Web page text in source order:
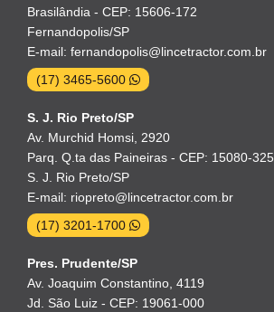
Brasilândia - CEP: 15606-172
Fernandopolis/SP
E-mail: fernandopolis@lincetractor.com.br
(17) 3465-5600
S. J. Rio Preto/SP
Av. Murchid Homsi, 2920
Parq. Q.ta das Paineiras - CEP: 15080-325
S. J. Rio Preto/SP
E-mail: riopreto@lincetractor.com.br
(17) 3201-1700
Pres. Prudente/SP
Av. Joaquim Constantino, 4119
Jd. São Luiz - CEP: 19061-000